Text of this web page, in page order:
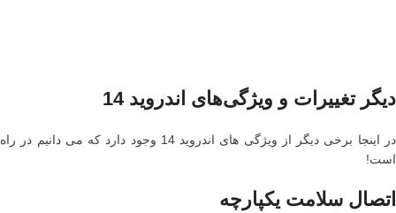
دیگر تغییرات و ویژگی‌های اندروید 14
در اینجا برخی دیگر از ویژگی های اندروید 14 وجود دارد که می دانیم در راه
است!
اتصال سلامت یکپارچه